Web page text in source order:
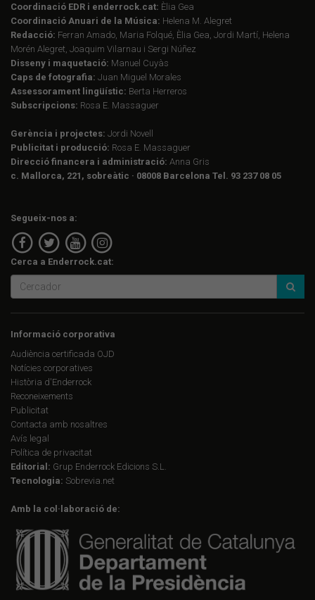
Coordinació EDR i enderrock.cat: Èlia Gea
Coordinació Anuari de la Música: Helena M. Alegret
Redacció: Ferran Amado, Maria Folqué, Èlia Gea, Jordi Martí, Helena
Morén Alegret, Joaquim Vilarnau i Sergi Núñez
Disseny i maquetació: Manuel Cuyàs
Caps de fotografia: Juan Miguel Morales
Assessorament lingüístic: Berta Herreros
Subscripcions: Rosa E. Massaguer
Gerència i projectes: Jordi Novell
Publicitat i producció: Rosa E. Massaguer
Direcció financera i administració: Anna Gris
c. Mallorca, 221, sobreàtic · 08008 Barcelona Tel. 93 237 08 05
Segueix-nos a:
Cerca a Enderrock.cat:
Informació corporativa
Audiència certificada OJD
Notícies corporatives
Història d'Enderrock
Reconeixements
Publicitat
Contacta amb nosaltres
Avís legal
Política de privacitat
Editorial: Grup Enderrock Edicions S.L.
Tecnologia: Sobrevia.net
Amb la col·laboració de: